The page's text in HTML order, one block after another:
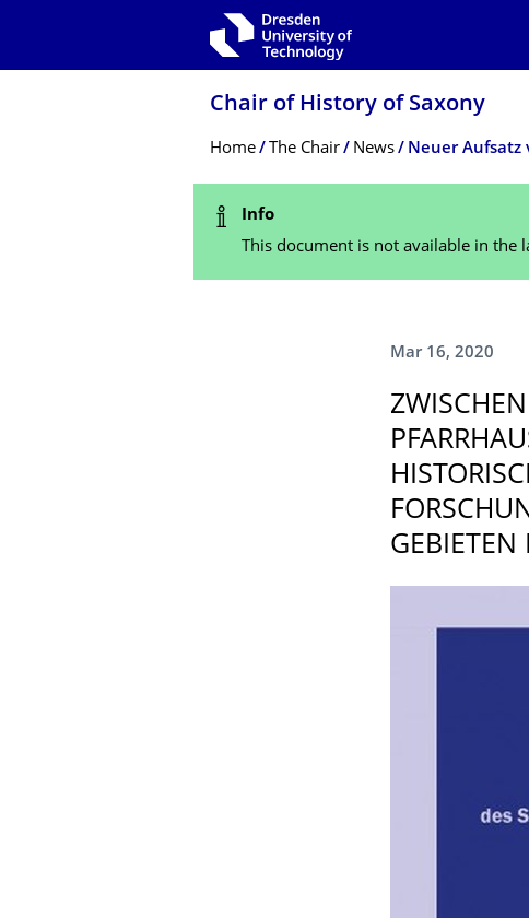
Chair of History of Saxony
Breadcrumb Menu
Home The Chair News Neuer Aufsatz
Status Message
Info
This document is not available in the
Mar 16, 2020
GEBIETEN